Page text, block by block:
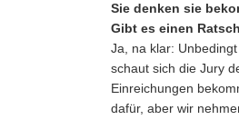
Sie denken sie
Gibt es einen
Ja, na klar:
schaut sich die Jury
Einreichungen
dafür, aber wir